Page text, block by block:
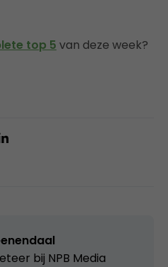
top 5 van deze week?
bij NPB Media